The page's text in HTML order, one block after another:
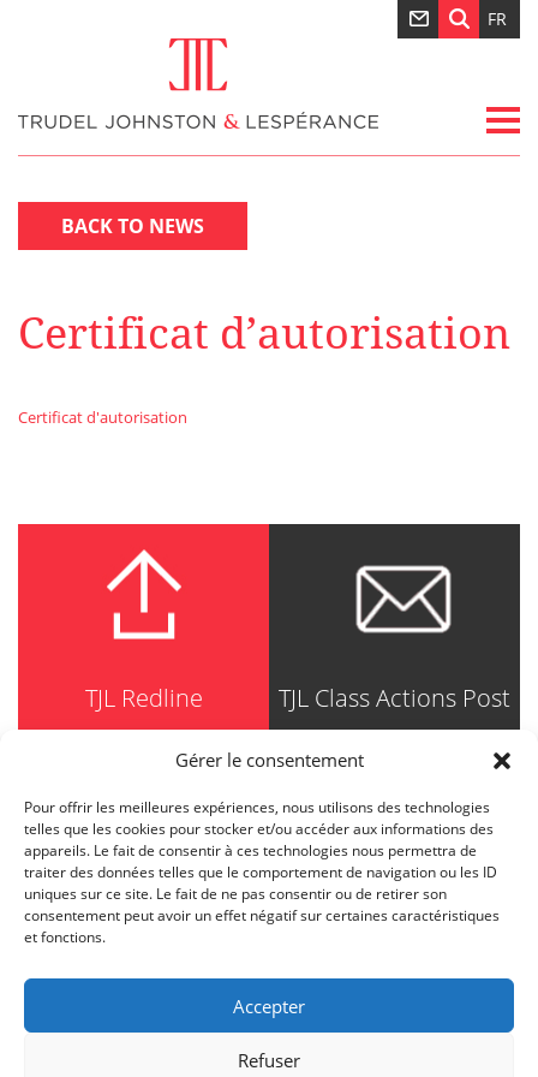
Gérer le consentement
Pour offrir les meilleures expériences, nous utilisons des technologies
telles que les cookies pour stocker et/ou accéder aux informations des
appareils. Le fait de consentir à ces technologies nous permettra de
traiter des données telles que le comportement de navigation ou les ID
uniques sur ce site. Le fait de ne pas consentir ou de retirer son
consentement peut avoir un effet négatif sur certaines caractéristiques
et fonctions.
Accepter
Refuser
FR
BACK TO NEWS
Certificat d’autorisation
Certificat d'autorisation
TJL Redline TJL Class Actions Post
TRUDEL JOHNSTON & LESPÉRANCE
Avocats / Barristers & Solicitors
750, Côte de la Place d'Armes, Suite 90
Montréal (Quebec) H2Y 2X8
T514 871-8385
1-844-588-8385
info@tjl.quebec